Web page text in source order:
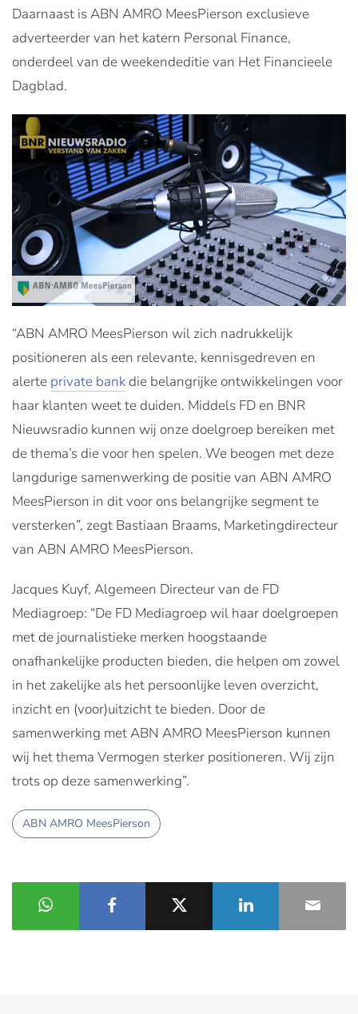
Daarnaast is ABN AMRO MeesPierson exclusieve
adverteerder van het katern Personal Finance,
onderdeel van de weekendeditie van Het Financieele
Dagblad.
“ABN AMRO MeesPierson wil zich nadrukkelijk
positioneren als een relevante, kennisgedreven en
alerte private bankdie belangrijke ontwikkelingen voor
haar klanten weet te duiden. Middels FD en BNR
Nieuwsradio kunnen wij onze doelgroep bereiken met
de thema’s die voor hen spelen. We beogen met deze
langdurige samenwerking de positie van ABN AMRO
MeesPierson in dit voor ons belangrijke segment te
versterken”, zegt Bastiaan Braams, Marketingdirecteur
van ABN AMRO MeesPierson.
Jacques Kuyf, Algemeen Directeur van de FD
Mediagroep: “De FD Mediagroep wil haar doelgroepen
met de journalistieke merken hoogstaande
onafhankelijke producten bieden, die helpen om zowel
in het zakelijke als het persoonlijke leven overzicht,
inzicht en (voor)uitzicht te bieden. Door de
samenwerking met ABN AMRO MeesPierson kunnen
wij het thema Vermogen sterker positioneren. Wij zijn
trots op deze samenwerking”.
ABN AMRO MeesPierson